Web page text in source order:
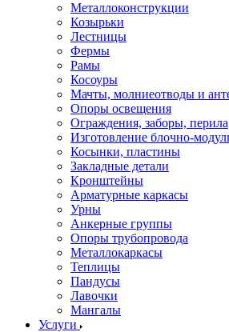
Металлоконструкции
Козырьки
Лестницы
Фермы
Рамы
Косоуры
Мачты, молниеотводы и
Опоры освещения
Ограждения, заборы, перила
Изготовление блочно-
Косынки, пластины
Закладные детали
Кронштейны
Арматурные каркасы
Урны
Анкерные группы
Опоры трубопровода
Металлокаркасы
Теплицы
Пандусы
Лавочки
Мангалы
Услуги